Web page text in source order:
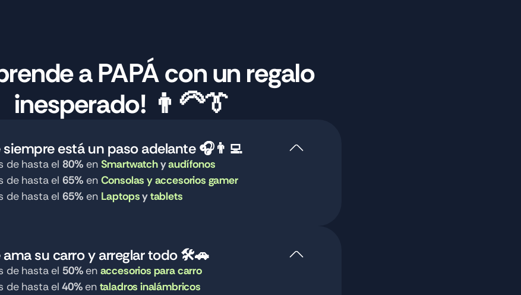
a PAPÁ con un regalo
inesperado! 👨‍🦳👔
siempre está un paso adelante 🎧👨‍💻
de hasta el 80% en Smartwatch y audífonos
de hasta el 65% en Consolas y accesorios gamer
de hasta el 65% en Laptops y tablets
ama su carro y arreglar todo 🛠️🚗
de hasta el 50% en accesorios para carro
de hasta el 40% en taladros inalámbricos